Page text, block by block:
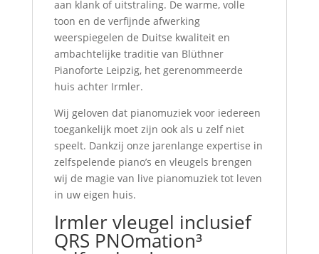
aan klank of uitstraling. De warme, volle
toon en de verfijnde afwerking
weerspiegelen de Duitse kwaliteit en
ambachtelijke traditie van Blüthner
Pianoforte Leipzig, het gerenommeerde
huis achter Irmler.
Wij geloven dat pianomuziek voor iedereen
toegankelijk moet zijn ook als u zelf niet
speelt. Dankzij onze jarenlange expertise in
zelfspelende piano’s en vleugels brengen
wij de magie van live pianomuziek tot leven
in uw eigen huis.
Irmler vleugel inclusief
QRS PNOmation³